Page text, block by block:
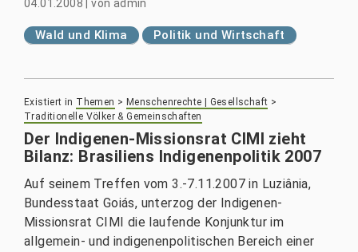
04.01.2008 |von admin
Wald und Klima Politik und Wirtschaft
Existiert in Themen > Menschenrechte | Gesellschaft >
Traditionelle Völker & Gemeinschaften
Der Indigenen-Missionsrat CIMI zieht
Bilanz: Brasiliens Indigenenpolitik 2007
Auf seinem Treffen vom 3.-7.11.2007 in Luziânia,
Bundesstaat Goiás, unterzog der Indigenen-
Missionsrat CIMI die laufende Konjunktur im
allgemein- und indigenenpolitischen Bereich einer